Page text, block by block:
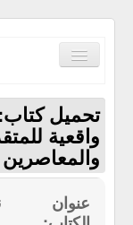
Toggle
Navigation
تحميل
واقعية
والمعاصرين